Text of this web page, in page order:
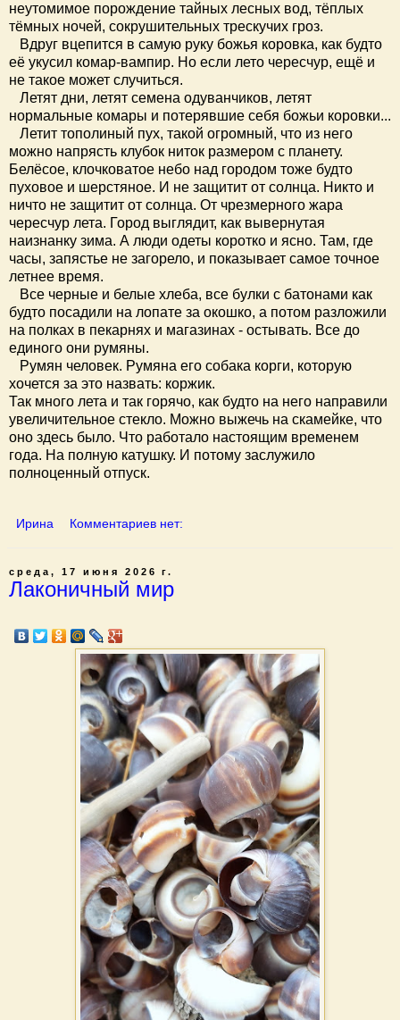
неутомимое порождение тайных лесных вод, тёплых
тёмных ночей, сокрушительных трескучих гроз.
Вдруг вцепится в самую руку божья коровка, как будто
её укусил комар-вампир. Но если лето чересчур, ещё и
не такое может случиться.
Летят дни, летят семена одуванчиков, летят
нормальные комары и потерявшие себя божьи коровки...
Летит тополиный пух, такой огромный, что из него
можно напрясть клубок ниток размером с планету.
Белёсое, клочковатое небо над городом тоже будто
пуховое и шерстяное. И не защитит от солнца. Никто и
ничто не защитит от солнца. От чрезмерного жара
чересчур лета. Город выглядит, как вывернутая
наизнанку зима. А люди одеты коротко и ясно. Там, где
часы, запястье не загорело, и показывает самое точное
летнее время.
Все черные и белые хлеба, все булки с батонами как
будто посадили на лопате за окошко, а потом разложили
на полках в пекарнях и магазинах - остывать. Все до
единого они румяны.
Румян человек. Румяна его собака корги, которую
хочется за это назвать: коржик.
Так много лета и так горячо, как будто на него направили
увеличительное стекло. Можно выжечь на скамейке, что
оно здесь было. Что работало настоящим временем
года. На полную катушку. И потому заслужило
полноценный отпуск.
Ирина Комментариев нет:
среда, 17 июня 2026 г.
Лаконичный мир